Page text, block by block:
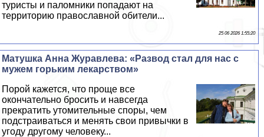
туристы и паломники попадают на
территорию православной обители...
25 06 2026 1:55:20
Матушка Анна Журавлева: «Развод стал для нас с
мужем горьким лекарством»
Порой кажется, что проще все
окончательно бросить и навсегда
прекратить утомительные споры, чем
подстраиваться и менять свои привычки в
угоду другому человеку...